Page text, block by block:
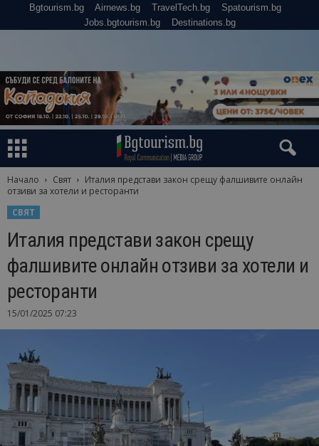
Bgtourism.bg Airnews.bg TravelTech.bg
Spatourism.bg
Jobs.bgtourism.bg
Destinations.bg
Начало Свят
Италия представи закон срещу фалшивите онлайн
отзиви за хотели и ресторанти
СВЯТ
Италия представи закон срещу
фалшивите онлайн отзиви за хотели и
ресторанти
15/01/2025 07:23